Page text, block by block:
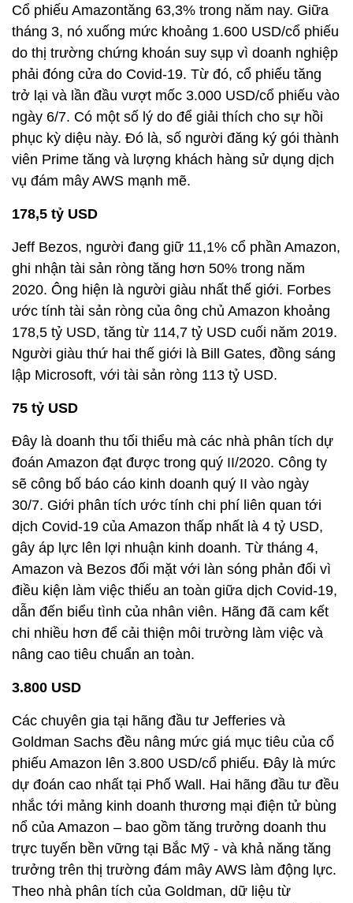
Cổ phiếu Amazontăng 63,3% trong năm nay. Giữa
tháng 3, nó xuống mức khoảng 1.600 USD/cổ phiếu
do thị trường chứng khoán suy sụp vì doanh nghiệp
phải đóng cửa do Covid-19. Từ đó, cổ phiếu tăng
trở lại và lần đầu vượt mốc 3.000 USD/cổ phiếu vào
ngày 6/7. Có một số lý do để giải thích cho sự hồi
phục kỳ diệu này. Đó là, số người đăng ký gói thành
viên Prime tăng và lượng khách hàng sử dụng dịch
vụ đám mây AWS mạnh mẽ.
178,5 tỷ USD
Jeff Bezos, người đang giữ 11,1% cổ phần Amazon,
ghi nhận tài sản ròng tăng hơn 50% trong năm
2020. Ông hiện là người giàu nhất thế giới. Forbes
ước tính tài sản ròng của ông chủ Amazon khoảng
178,5 tỷ USD, tăng từ 114,7 tỷ USD cuối năm 2019.
Người giàu thứ hai thế giới là Bill Gates, đồng sáng
lập Microsoft, với tài sản ròng 113 tỷ USD.
75 tỷ USD
Đây là doanh thu tối thiểu mà các nhà phân tích dự
đoán Amazon đạt được trong quý II/2020. Công ty
sẽ công bố báo cáo kinh doanh quý II vào ngày
30/7. Giới phân tích ước tính chi phí liên quan tới
dịch Covid-19 của Amazon thấp nhất là 4 tỷ USD,
gây áp lực lên lợi nhuận kinh doanh. Từ tháng 4,
Amazon và Bezos đối mặt với làn sóng phản đối vì
điều kiện làm việc thiếu an toàn giữa dịch Covid-19,
dẫn đến biểu tình của nhân viên. Hãng đã cam kết
chi nhiều hơn để cải thiện môi trường làm việc và
nâng cao tiêu chuẩn an toàn.
3.800 USD
Các chuyên gia tại hãng đầu tư Jefferies và
Goldman Sachs đều nâng mức giá mục tiêu của cổ
phiếu Amazon lên 3.800 USD/cổ phiếu. Đây là mức
dự đoán cao nhất tại Phố Wall. Hai hãng đầu tư đều
nhắc tới mảng kinh doanh thương mại điện tử bùng
nổ của Amazon – bao gồm tăng trưởng doanh thu
trực tuyến bền vững tại Bắc Mỹ - và khả năng tăng
trưởng trên thị trường đám mây AWS làm động lực.
Theo nhà phân tích của Goldman, dữ liệu từ